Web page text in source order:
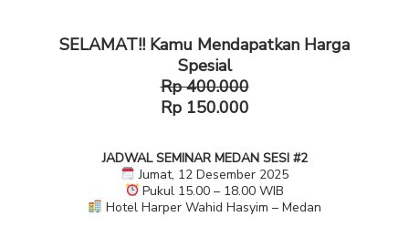
SELAMAT!! Kamu Mendapatkan Harga
Spesial
Rp 400.000
Rp 150.000
JADWAL SEMINAR MEDAN SESI #2
Jumat, 12 Desember 2025
Pukul 15.00 – 18.00 WIB
Hotel Harper Wahid Hasyim – Medan